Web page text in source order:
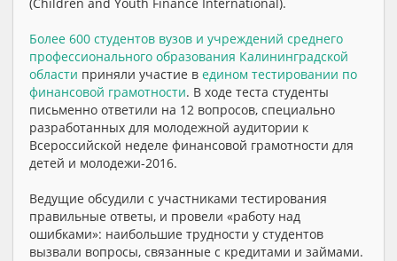
Более 600 студентов вузов и учреждений среднего
профессионального образования Калининградской
области приняли участие в едином тестировании по
финансовой грамотности. В ходе теста студенты
письменно ответили на 12 вопросов, специально
разработанных для молодежной аудитории к
Всероссийской неделе финансовой грамотности для
детей и молодежи-2016.
Ведущие обсудили с участниками тестирования
правильные ответы, и провели «работу над
ошибками»: наибольшие трудности у студентов
вызвали вопросы, связанные с кредитами и займами.